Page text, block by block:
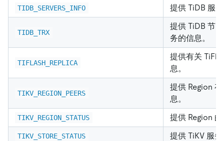
TIDB_SERVERS_INFO 提供 TiDB 服
TIDB_TRX
提供 TiDB 节
务的信息。
TIFLASH_REPLICA
提供有关
息。
TIKV_REGION_PEERS
提供 Region
息。
TIKV_REGION_STATUS 提供 Region
TIKV_STORE_STATUS 提供 TiKV 服